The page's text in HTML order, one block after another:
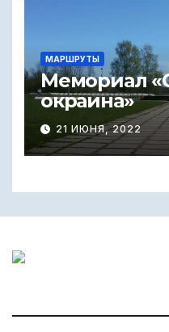
МАРШРУТЫ
Мемориал
окраина»
21 ИЮНЯ, 2022